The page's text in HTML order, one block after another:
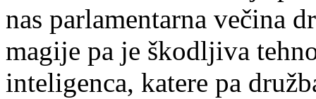
nas parlamentarna večina
magije pa je škodljiva
inteligenca, katere pa